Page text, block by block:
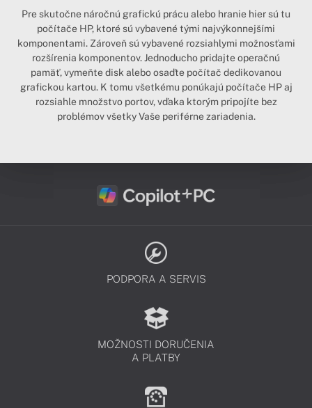
Pre skutočne náročnú grafickú prácu alebo hranie hier sú tu
počítače HP, ktoré sú vybavené tými najvýkonnejšími
komponentami. Zároveň sú vybavené rozsiahlymi možnosťami
rozšírenia komponentov. Jednoducho pridajte operačnú
pamäť, vymeňte disk alebo osaďte počítač dedikovanou
grafickou kartou. K tomu všetkému ponúkajú počítače HP aj
rozsiahle množstvo portov, vďaka ktorým pripojíte bez
problémov všetky Vaše periférne zariadenia.
PODPORA A SERVIS
MOŽNOSTI DORUČENIA
A PLATBY